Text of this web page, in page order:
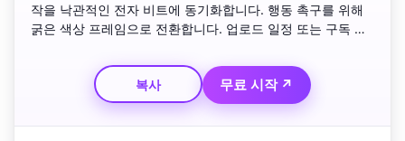
작을 낙관적인 전자 비트에 동기화합니다. 행동 촉구를 위해
굵은 색상 프레임으로 전환합니다. 업로드 일정 또는 구독 알
로 마무리합니다.
복사
무료 시작 ↗